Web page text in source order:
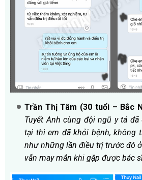
Trần Thị Tâm (30 tuổi – Bắc
Tuyết Anh cùng đội ngũ y tá
tại thì em đã khỏi bệnh, không
như những lần điều trị trước đó
vẫn may mắn khi gặp được bác